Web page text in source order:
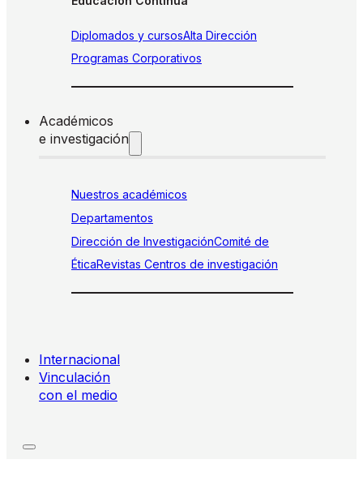
Diplomados y cursosAlta Dirección
Programas Corporativos
Académicos
e investigación
Nuestros académicos
Departamentos
Dirección de InvestigaciónComité de
ÉticaRevistas Centros de investigación
Internacional
Vinculación
con el medio